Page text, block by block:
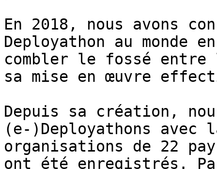
En 2018, nous avons
Deployathon au monde
combler le fossé
sa mise en œuvre
Depuis sa création,
(e-)Deployathons
organisations de 22
ont été enregistrés.